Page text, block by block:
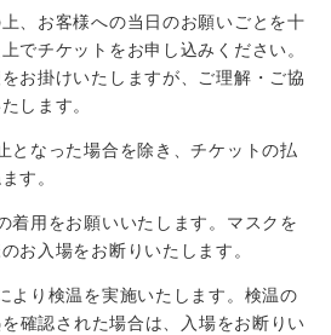
、お客様への当日のお願いごとを十
でチケットをお申し込みください。
お掛けいたしますが、ご理解・ご協
します。
となった場合を除き、チケットの払
す。
着用をお願いいたします。マスクを
お入場をお断りいたします。
より検温を実施いたします。検温の
確認された場合は、入場をお断りい